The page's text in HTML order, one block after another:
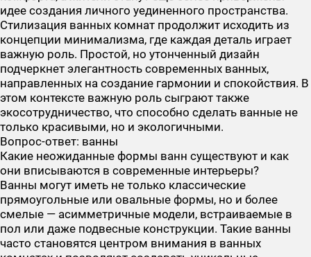
идее создания личного уединенного пространства.
Стилизация ванных комнат продолжит исходить из
концепции минимализма, где каждая деталь играет
важную роль. Простой, но утонченный дизайн
подчеркнет элегантность современных ванных,
направленных на создание гармонии и спокойствия. В
этом контексте важную роль сыграют также
экосотрудничество, что способно сделать ванные не
только красивыми, но и экологичными.
Вопрос-ответ: ванны
Какие неожиданные формы ванн существуют и как
они вписываются в современные интерьеры?
Ванны могут иметь не только классические
прямоугольные или овальные формы, но и более
смелые — асимметричные модели, встраиваемые в
пол или даже подвесные конструкции. Такие ванны
часто становятся центром внимания в ванных